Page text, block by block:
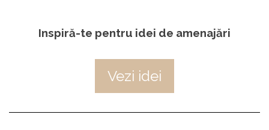
Inspiră-te pentru idei de amenajări
Vezi idei